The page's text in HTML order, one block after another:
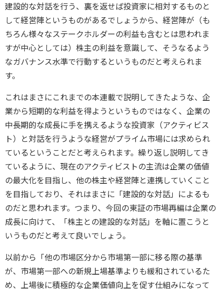
建設的な対話を行う、裏を返せば投資家に相対するものと
して経営陣というものがあるでしょうから、経営陣が（も
ちろん様々なステークホルダーの利益も含むとは思われま
すが中心としては）株主の利益を意識して、そうなるよう
なガバナンス水準で行動するというものだと考えられま
す。
これはまさにこれまでの本連載で説明してきたような、企
業から短期的な利益を得ようというものではなく、企業の
中長期的な成長に手を携えるような投資家（アクティビス
ト）と対話を行うような経営がプライム市場には求められ
ているということだと考えられます。繰り返し説明してき
ているように、現在のアクティビストの主流は企業の価値
の最大化を目指し、他の株主や経営陣と連携していくこと
を目指しており、それはまさに「建設的な対話」によるも
のだと思われます。つまり、今回の東証の市場再編は企業の
成長に向けて、「株主との建設的な対話」を軸に置こうと
いうものだと考えて良いでしょう。
以前から「他の市場区分から市場第一部に移る際の基準
が、市場第一部への新規上場基準よりも緩和されているた
め、上場後に積極的な企業価値向上を促す仕組みになって